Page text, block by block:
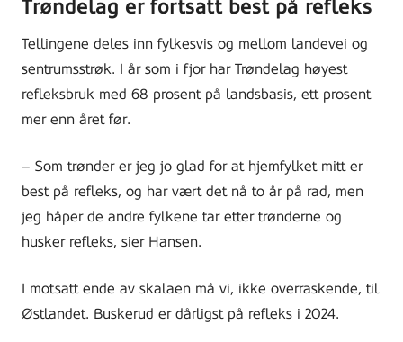
Trøndelag er fortsatt best på refleks
Tellingene deles inn fylkesvis og mellom landevei og
sentrumsstrøk. I år som i fjor har Trøndelag høyest
refleksbruk med 68 prosent på landsbasis, ett prosent
mer enn året før.
– Som trønder er jeg jo glad for at hjemfylket mitt er
best på refleks, og har vært det nå to år på rad, men
jeg håper de andre fylkene tar etter trønderne og
husker refleks, sier Hansen.
I motsatt ende av skalaen må vi, ikke overraskende, til
Østlandet. Buskerud er dårligst på refleks i 2024.